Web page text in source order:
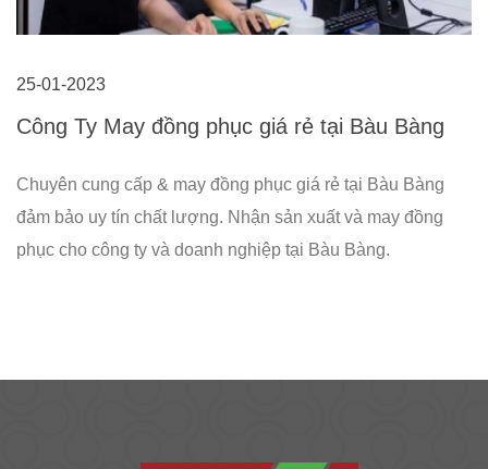
25-01-2023
Công Ty May đồng phục giá rẻ tại Bàu Bàng
Chuyên cung cấp & may đồng phục giá rẻ tại Bàu Bàng
đảm bảo uy tín chất lượng. Nhận sản xuất và may đồng
phục cho công ty và doanh nghiệp tại Bàu Bàng.